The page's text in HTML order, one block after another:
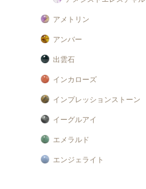
アメトリン
アンバー
出雲石
インカローズ
インプレッションストーン
イーグルアイ
エメラルド
エンジェライト